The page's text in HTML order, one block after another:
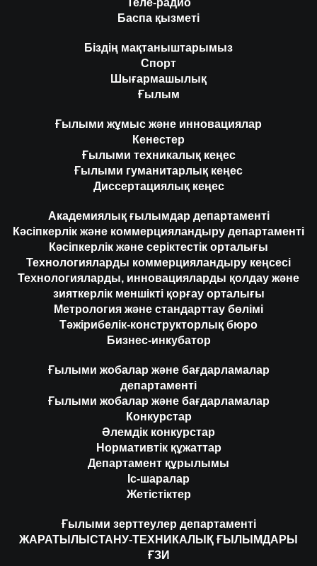
Теле-радио
Баспа қызметі
Біздің мақтаныштарымыз
Спорт
Шығармашылық
Ғылым
Ғылыми жұмыс және инновациялар
Кенестер
Ғылыми техникалық кеңес
Ғылыми гуманитарлық кеңес
Диссертациялық кеңес
Академиялық ғылымдар департаменті
Кәсіпкерлік және коммерцияландыру департаменті
Кәсіпкерлік және серіктестік орталығы
Технологияларды коммерцияландыру кеңсесі
Технологияларды, инновацияларды қолдау және
зияткерлік меншікті қорғау орталығы
Метрология және стандарттау бөлімі
Тәжірибелік-конструкторлық бюро
Бизнес-инкубатор
Ғылыми жобалар және бағдарламалар
департаменті
Ғылыми жобалар және бағдарламалар
Конкурстар
Әлемдік конкурстар
Нормативтік құжаттар
Департамент құрылымы
Іс-шаралар
Жетістіктер
Ғылыми зерттеулер департаменті
ЖАРАТЫЛЫСТАНУ-ТЕХНИКАЛЫҚ ҒЫЛЫМДАРЫ
ҒЗИ